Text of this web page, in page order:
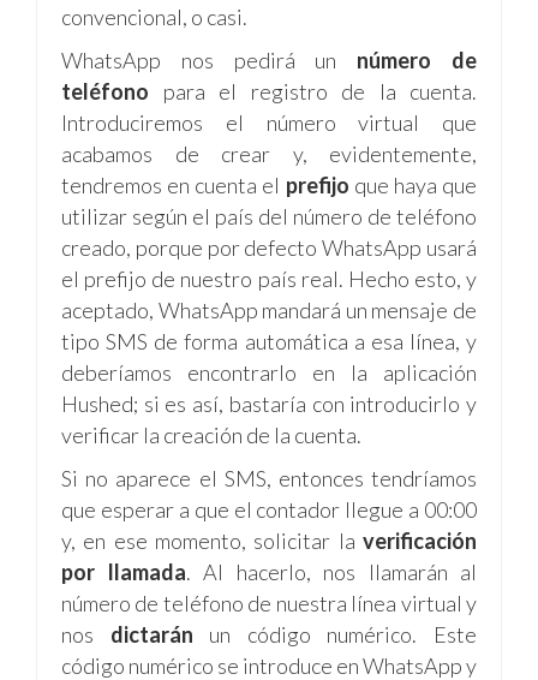
convencional, o casi.
WhatsApp nos pedirá un número de
teléfono para el registro de la cuenta.
Introduciremos el número virtual que
acabamos de crear y, evidentemente,
tendremos en cuenta el prefijo que haya que
utilizar según el país del número de teléfono
creado, porque por defecto WhatsApp usará
el prefijo de nuestro país real. Hecho esto, y
aceptado, WhatsApp mandará un mensaje de
tipo SMS de forma automática a esa línea, y
deberíamos encontrarlo en la aplicación
Hushed; si es así, bastaría con introducirlo y
verificar la creación de la cuenta.
Si no aparece el SMS, entonces tendríamos
que esperar a que el contador llegue a 00:00
y, en ese momento, solicitar la verificación
por llamada. Al hacerlo, nos llamarán al
número de teléfono de nuestra línea virtual y
nos dictarán un código numérico. Este
código numérico se introduce en WhatsApp y